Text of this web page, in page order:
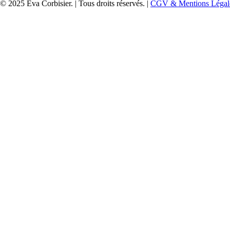
© 2025 Eva Corbisier. | Tous droits réservés. | CGV & Mentions